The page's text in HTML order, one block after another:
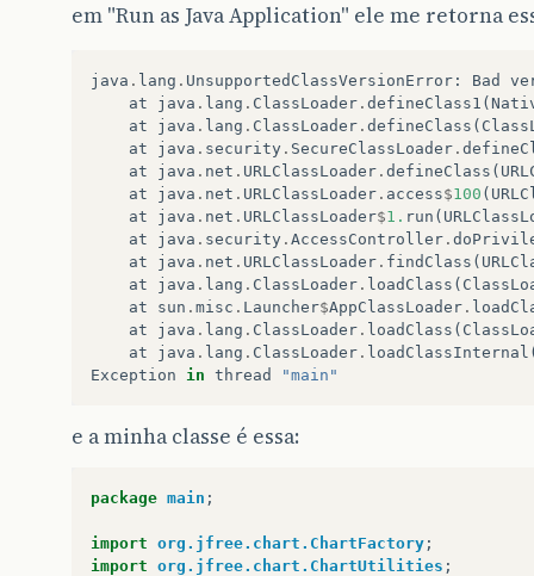
em "Run as Java Application" ele me retorna
java . lang . UnsupportedClassVersionError : Bad
at
java . lang . ClassLoader . defineClass1 (
at
java . lang . ClassLoader . defineClass (
at
java . security . SecureClassLoader .
at
java . net . URLClassLoader . defineClass (
at
java . net . URLClassLoader . access$100 (
at
java . net . URLClassLoader$1. run (
at
java . security . AccessController .
at
java . net . URLClassLoader . findClass (
at
java . lang . ClassLoader . loadClass (
at
sun . misc . Launcher$AppClassLoader .
at
java . lang . ClassLoader . loadClass (
at
java . lang . ClassLoader . loadClassInternal
Exception
in thread "main"
e a minha classe é essa:
package main ;
import org.jfree.chart.ChartFactory ;
import org.jfree.chart.ChartUtilities ;